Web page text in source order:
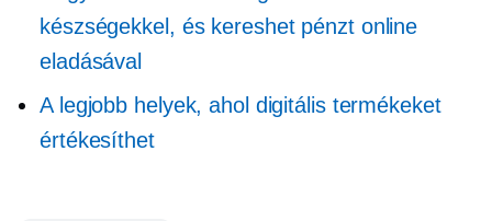
készségekkel, és kereshet pénzt online
eladásával
A legjobb helyek, ahol digitális termékeket
értékesíthet